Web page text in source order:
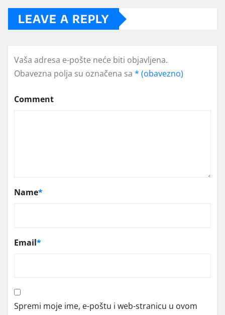
LEAVE A REPLY
Vaša adresa e-pošte neće biti objavljena.
Obavezna polja su označena sa * (obavezno)
Comment
Name*
Email*
Spremi moje ime, e-poštu i web-stranicu u ovom